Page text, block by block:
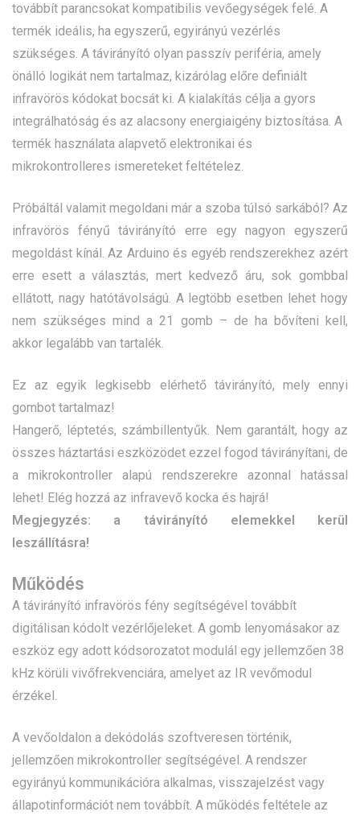
továbbít parancsokat kompatibilis vevőegységek felé. A
termék ideális, ha egyszerű, egyirányú vezérlés
szükséges. A távirányító olyan passzív periféria, amely
önálló logikát nem tartalmaz, kizárólag előre definiált
infravörös kódokat bocsát ki. A kialakítás célja a gyors
integrálhatóság és az alacsony energiaigény biztosítása. A
termék használata alapvető elektronikai és
mikrokontrolleres ismereteket feltételez.
Próbáltál valamit megoldani már a szoba túlsó sarkából? Az
infravörös fényű távirányító erre egy nagyon egyszerű
megoldást kínál. Az Arduino és egyéb rendszerekhez azért
erre esett a választás, mert kedvező áru, sok gombbal
ellátott, nagy hatótávolságú. A legtöbb esetben lehet hogy
nem szükséges mind a 21 gomb – de ha bővíteni kell,
akkor legalább van tartalék.
Ez az egyik legkisebb elérhető távirányító, mely ennyi
gombot tartalmaz!
Hangerő, léptetés, számbillentyűk. Nem garantált, hogy az
összes háztartási eszközödet ezzel fogod távirányítani, de
a mikrokontroller alapú rendszerekre azonnal hatással
lehet! Elég hozzá az infravevő kocka és hajrá!
Megjegyzés: a távirányító elemekkel kerül
leszállításra!
Működés
A távirányító infravörös fény segítségével továbbít
digitálisan kódolt vezérlőjeleket. A gomb lenyomásakor az
eszköz egy adott kódsorozatot modulál egy jellemzően 38
kHz körüli vivőfrekvenciára, amelyet az IR vevőmodul
érzékel.
A vevőoldalon a dekódolás szoftveresen történik,
jellemzően mikrokontroller segítségével. A rendszer
egyirányú kommunikációra alkalmas, visszajelzést vagy
állapotinformációt nem továbbít. A működés feltétele az